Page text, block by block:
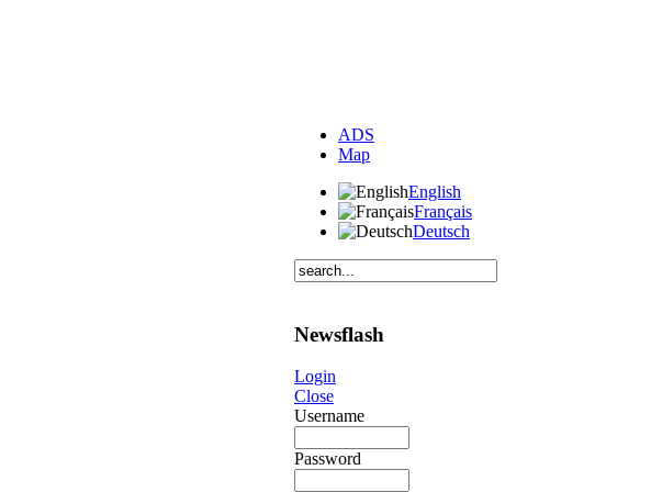
ADS
Map
English
Français
Deutsch
Newsflash
Login
Close
Username
Password